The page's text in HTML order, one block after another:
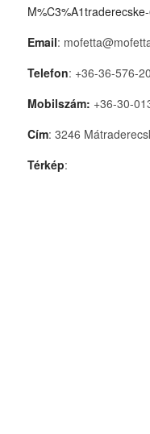
Email:
Telefon: +36-36-576-
Mobilszám: +36-30-
Cím: 3246
Térkép: